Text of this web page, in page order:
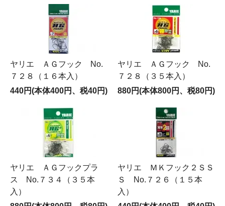
ヤリエ ＡＧフック No.
７２８（１６本入）
440円(本体400円、税40円)
ヤリエ ＡＧフック No.
７２８（３５本入）
880円(本体800円、税80円)
ヤリエ ＡＧフックプラ
ス No.７３４（３５本
入）
ヤリエ ＭＫフック２ＳＳ
Ｓ No.７２６（１５本
入）